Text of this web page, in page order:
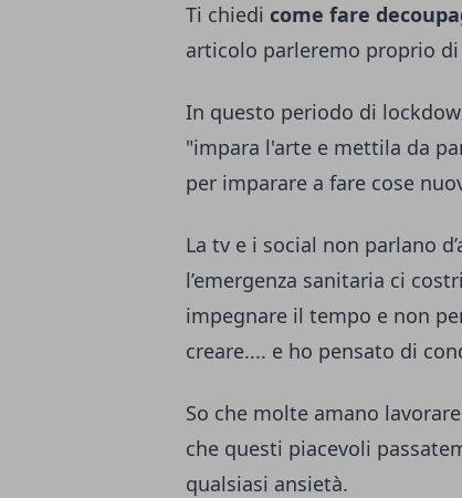
Ti chiedi come fare
articolo parleremo proprio
In questo periodo di
"impara l'arte e mettila da
per imparare a fare cose
La tv e i social non parlano
l’emergenza sanitaria ci
impegnare il tempo e non
creare.... e ho pensato di
So che molte amano
che questi piacevoli
qualsiasi ansietà.